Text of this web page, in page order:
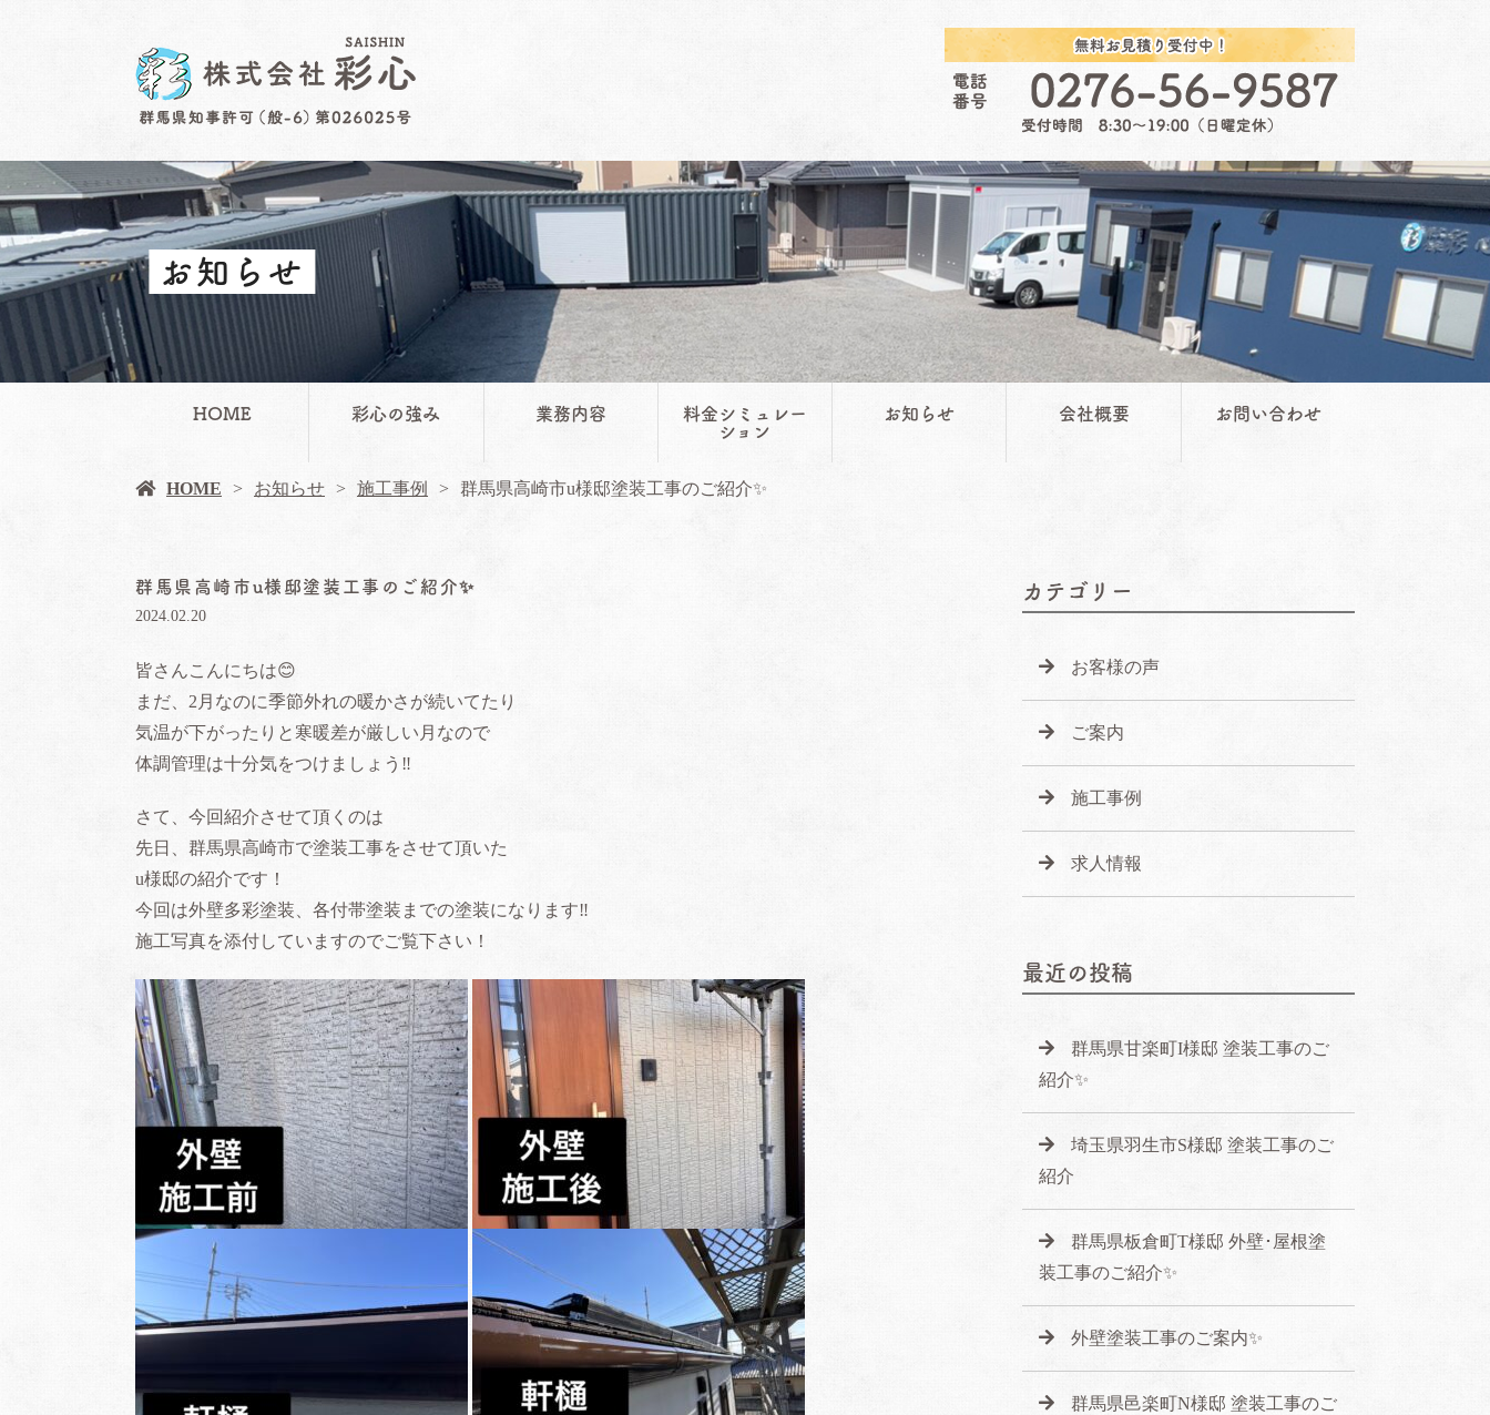
お知らせ
HOME 彩心の強み 業務内容
料金シミュレー
ション
お知らせ 会社概要 お問い合わせ
HOME お知らせ 施工事例 群馬県高崎市u様邸塗装工事のご紹介✨️
群馬県高崎市u様邸塗装工事のご紹介✨️
2024.02.20
皆さんこんにちは😊
まだ、2月なのに季節外れの暖かさが続いてたり
気温が下がったりと寒暖差が厳しい月なので
体調管理は十分気をつけましょう‼️
さて、今回紹介させて頂くのは
先日、群馬県高崎市で塗装工事をさせて頂いた
u様邸の紹介です！
今回は外壁多彩塗装、各付帯塗装までの塗装になります‼️
施工写真を添付していますのでご覧下さい！
カテゴリー
お客様の声
ご案内
施工事例
求人情報
最近の投稿
群馬県甘楽町I様邸 塗装工事のご
紹介✨
埼玉県羽生市S様邸 塗装工事のご
紹介
群馬県板倉町T様邸 外壁･屋根塗
装工事のご紹介✨
外壁塗装工事のご案内✨
群馬県邑楽町N様邸 塗装工事のご